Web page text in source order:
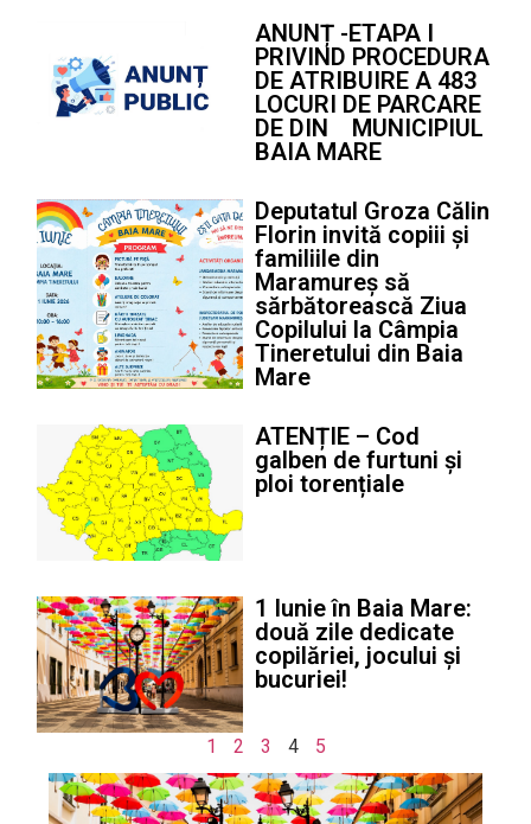
ANUNȚ -ETAPA I
PRIVIND PROCEDURA
DE ATRIBUIRE A 483
LOCURI DE PARCARE
DE DIN MUNICIPIUL
BAIA MARE
Deputatul Groza Călin
Florin invită copiii și
familiile din
Maramureș să
sărbătorească Ziua
Copilului la Câmpia
Tineretului din Baia
Mare
ATENȚIE – Cod
galben de furtuni și
ploi torențiale
1 Iunie în Baia Mare:
două zile dedicate
copilăriei, jocului și
bucuriei!
1 2 3 4 5